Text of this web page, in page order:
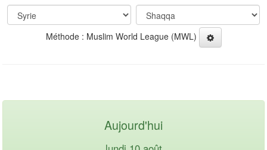
Méthode : Muslim World League (MWL)
Aujourd'hui